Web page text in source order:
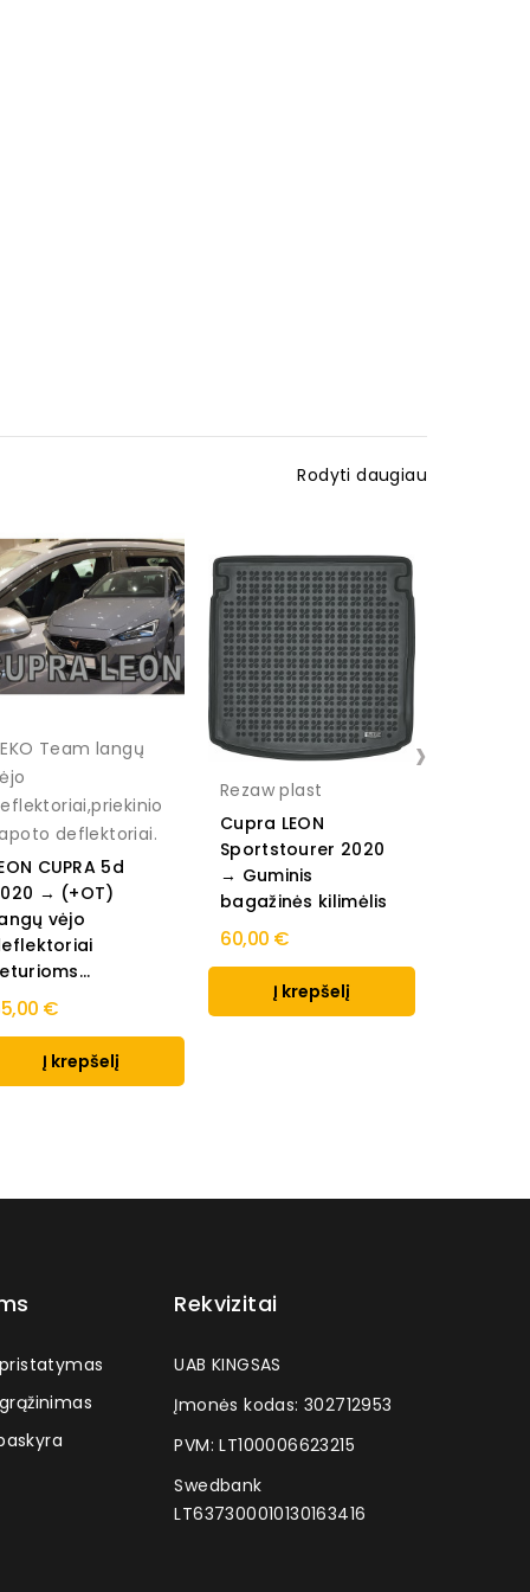
Rodyti daugiau
Team langų
deflektoriai.
CUPRA 5d
→ (+OT)
vėjo
€
Į krepšelį
Rezaw plast
Cupra LEON
Sportstourer 2020
→ Guminis
bagažinės kilimėlis
60,00 €
Į krepšelį
›
Rekvizitai
UAB KINGSAS
Įmonės kodas: 302712953
PVM: LT100006623215
Swedbank
LT637300010130163416